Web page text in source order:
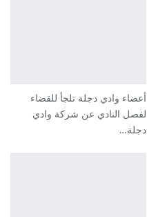
أعضاء وادي دجلة تلجأ للقضاء
لفصل النادي عن شركة وادي
دجلة…